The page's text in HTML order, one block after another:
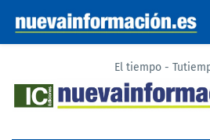
El tiempo -